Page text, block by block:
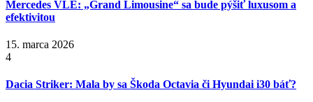
Mercedes VLE: „Grand Limousine“ sa bude pýšiť luxusom a
efektivitou
15. marca 2026
4
Dacia Striker: Mala by sa Škoda Octavia či Hyundai i30 báť?